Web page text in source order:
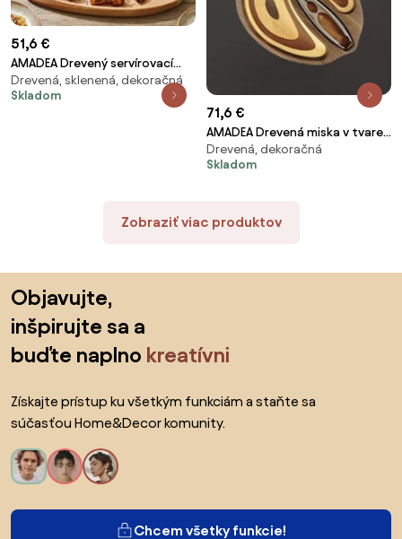
51,6 €
AMADEA Drevený servírovací
podnos BIGFOOT, masívne
drevo, 45x28x3 cm
Drevená, sklenená, dekoračná
Skladom
71,6 €
AMADEA Drevená miska v tvare
orecha s luskáčikom, masívne
drevo, 2 druhy drevín,
Drevená, dekoračná
Skladom
Zobraziť viac produktov
Objavujte,
inšpirujte sa a
buďte naplno kreatívni
Získajte prístup ku všetkým funkciám a staňte sa
súčasťou Home&Decor komunity.
Chcem všetky funkcie!